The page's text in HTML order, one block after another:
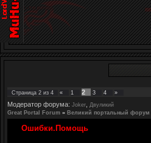
Страница 2 из 4 « 1 2 3 4 »
Модератор форума: Joker Двуликий
Great Portal Forum » Великий портальный форум
Ошибки.Помощь